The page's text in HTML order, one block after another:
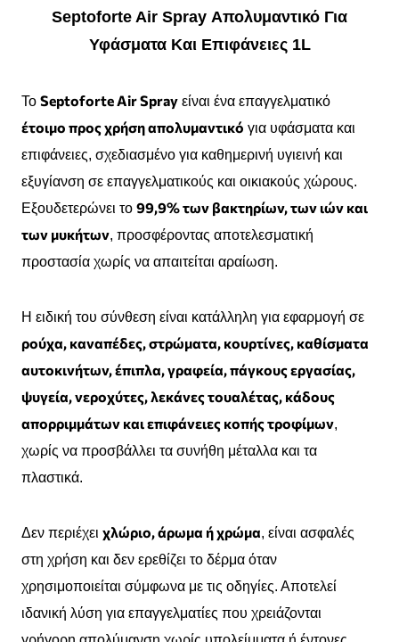
Septoforte Air Spray Απολυμαντικό Για
Υφάσματα Και Επιφάνειες 1L
Το Septoforte Air Spray είναι ένα επαγγελματικό
έτοιμο προς χρήση απολυμαντικό για υφάσματα και
επιφάνειες, σχεδιασμένο για καθημερινή υγιεινή και
εξυγίανση σε επαγγελματικούς και οικιακούς χώρους.
Εξουδετερώνει το 99,9% των βακτηρίων, των ιών και
των μυκήτων, προσφέροντας αποτελεσματική
προστασία χωρίς να απαιτείται αραίωση.
Η ειδική του σύνθεση είναι κατάλληλη για εφαρμογή σε
ρούχα, καναπέδες, στρώματα, κουρτίνες, καθίσματα
αυτοκινήτων, έπιπλα, γραφεία, πάγκους εργασίας,
ψυγεία, νεροχύτες, λεκάνες τουαλέτας, κάδους
απορριμμάτων και επιφάνειες κοπής τροφίμων,
χωρίς να προσβάλλει τα συνήθη μέταλλα και τα
πλαστικά.
Δεν περιέχει χλώριο, άρωμα ή χρώμα, είναι ασφαλές
στη χρήση και δεν ερεθίζει το δέρμα όταν
χρησιμοποιείται σύμφωνα με τις οδηγίες. Αποτελεί
ιδανική λύση για επαγγελματίες που χρειάζονται